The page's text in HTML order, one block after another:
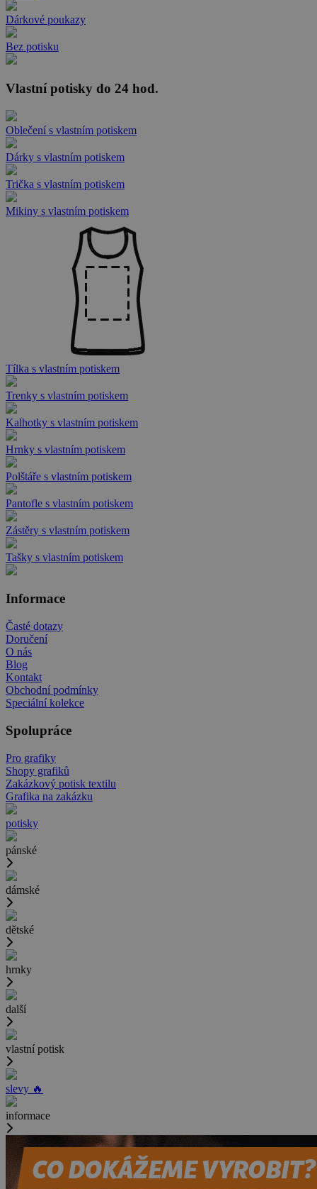
Dárkové poukazy
Bez potisku
Vlastní potisky do 24 hod.
Oblečení s vlastním potiskem
Dárky s vlastním potiskem
Trička s vlastním potiskem
Mikiny s vlastním potiskem
Tílka s vlastním potiskem
Trenky s vlastním potiskem
Kalhotky s vlastním potiskem
Hrnky s vlastním potiskem
Polštáře s vlastním potiskem
Pantofle s vlastním potiskem
Zástěry s vlastním potiskem
Tašky s vlastním potiskem
Informace
Časté dotazy
Doručení
O nás
Blog
Kontakt
Obchodní podmínky
Speciální kolekce
Spolupráce
Pro grafiky
Shopy grafiků
Zakázkový potisk textilu
Grafika na zakázku
potisky
pánské
dámské
dětské
hrnky
další
vlastní potisk
slevy 🔥
informace